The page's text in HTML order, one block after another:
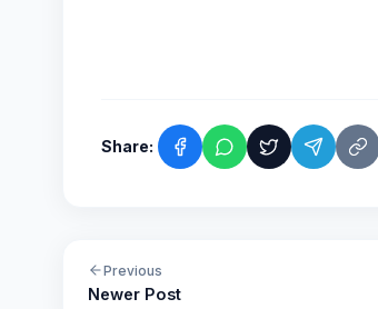
Share:
Previous
Newer Post